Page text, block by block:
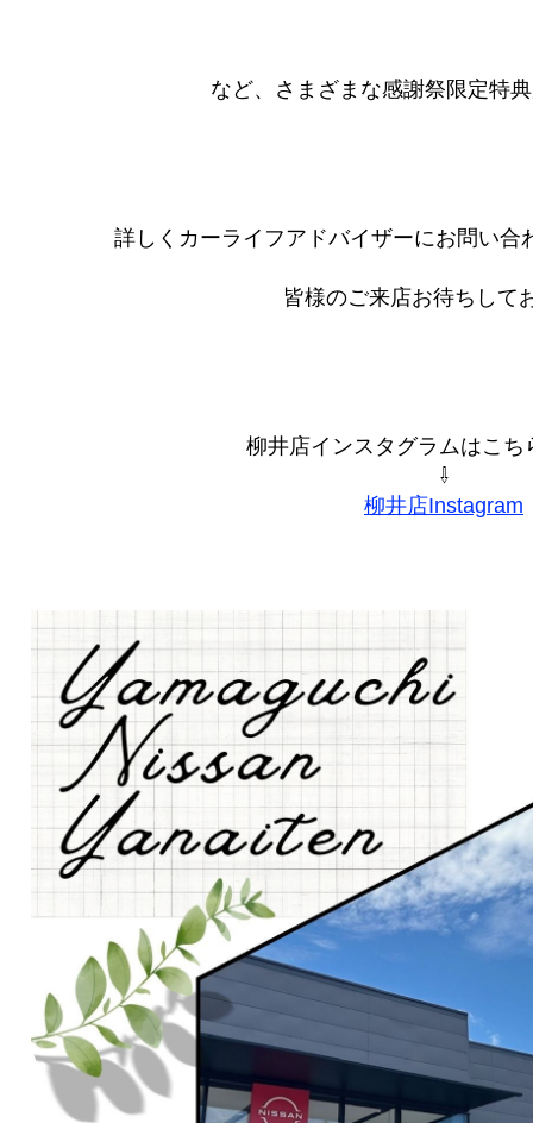
など、さまざまな感謝祭限定特
詳しくカーライフアドバイザーにお問い
皆様のご来店お待ちして
柳井店インスタグラムはこち
⇩
柳井店Instagram